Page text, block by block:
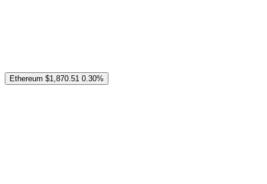
Ethereum $1,870.51 0.30%